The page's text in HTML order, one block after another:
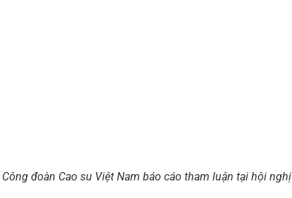
đoàn Cao su Việt Nam báo cáo tham luận tại hội nghị